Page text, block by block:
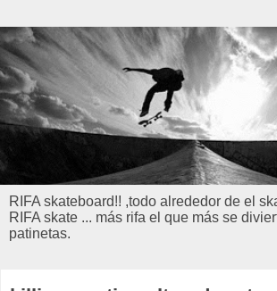
RIFA skateboard!! ,todo alrededor de el
RIFA skate ... más rifa el que más se
patinetas.